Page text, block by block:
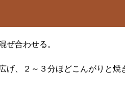
ぜ合わせる。
げ、２～３分ほどこんがりと焼